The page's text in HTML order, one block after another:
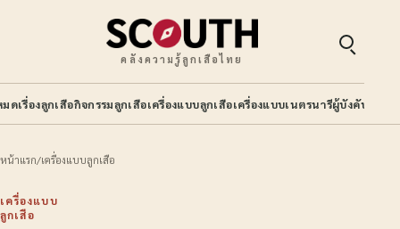
คลังความรู้ลูกเสือไทย
มดเรื่องลูกเสือกิจกรรมลูกเสือเครื่องแบบลูกเสือเครื่องแบบเนตรนารีผู้บังคับบัญชา
หน้าแรก/เครื่องแบบลูกเสือ
เครื่องแบบ
ลูกเสือ